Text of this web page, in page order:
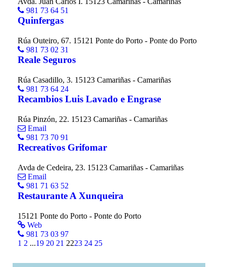
981 73 64 51
Quinfergas
Rúa Outeiro, 67. 15121 Ponte do Porto - Ponte do Porto
981 73 02 31
Reale Seguros
Rúa Casadillo, 3. 15123 Camariñas - Camariñas
981 73 64 24
Recambios Luis Lavado e Engrase
Rúa Pinzón, 22. 15123 Camariñas - Camariñas
Email
981 73 70 91
Recreativos Grifomar
Avda de Cedeira, 23. 15123 Camariñas - Camariñas
Email
981 71 63 52
Restaurante A Xunqueira
15121 Ponte do Porto - Ponte do Porto
Web
981 73 03 97
1 2 ...19 20 21 2223 24 25